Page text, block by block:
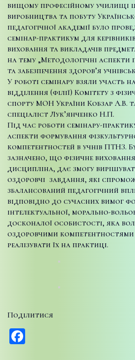
вищому професійному училищі
виробництва та побуту
педагогічної академії було
семінар-практикум для
виховання та викладачів
на тему „Методологічні
та забезпечення здоров’я
У роботі семінару взяли участь
відділення (філії) Комітету з
спорту МОН України Кобзар А.В.
спеціаліст Лук’янченко Н.П.
Під час роботи семінару-
аспекти формування
компетентностей в учнів ПТНЗ.
зазначено, що фізичне
дисципліна, дає змогу
оздоровчі завдання, які
збалансований педагогічний
відповідно до сучасних вимог
інтелектуальної, морально-
досконалої особистості, яка
оздоровчими компетентностями
реалізувати їх на практиці.
Поділитися